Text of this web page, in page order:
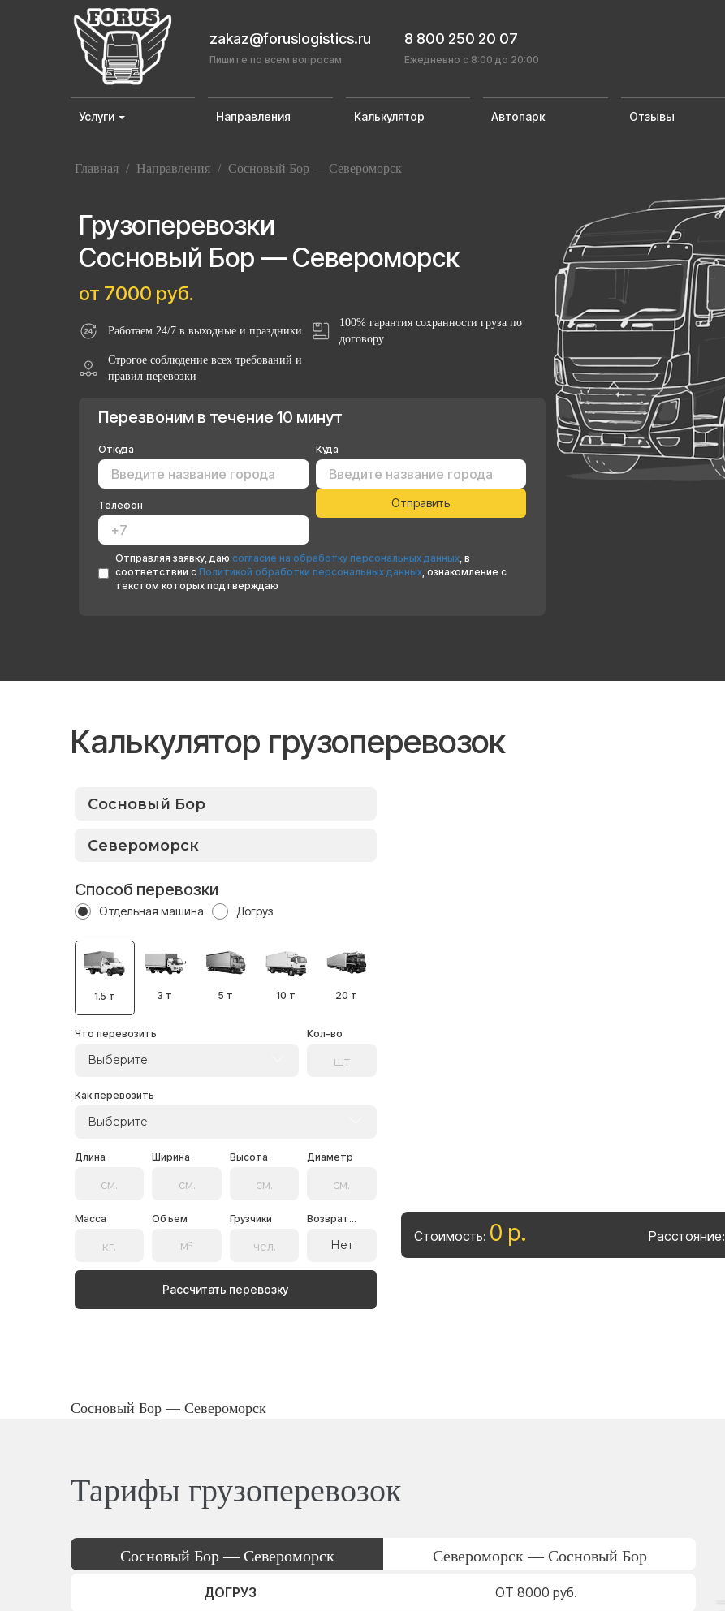
zakaz@foruslogistics.ru
Пишите по всем вопросам
8 800 250 20 07
Ежедневно с 8:00 до 20:00
Услуги Направления Калькулятор Автопарк Отзывы
Главная / Направления / Сосновый Бор — Североморск
Грузоперевозки
Сосновый Бор — Североморск
от 7000 руб.
Работаем 24/7 в выходные и праздники
100% гарантия сохранности груза по
договору
Строгое соблюдение всех требований и
правил перевозки
Перезвоним в течение 10 минут
Откуда Куда
Телефон
Отправляя заявку, даю согласие на обработку персональных данных, в
соответствии с Политикой обработки персональных данных, ознакомление с
текстом которых подтверждаю
Калькулятор грузоперевозок
Способ перевозки
Отдельная машина Догруз
1.5 т 3 т 5 т 10 т 20 т
Что перевозить
Выберите
Кол-во
Как перевозить
Выберите
Длина Ширина Высота Диаметр
Масса Объем Грузчики Возврат...
Нет
Рассчитать перевозку
Стоимость: 0 р. Расстояние:
Сосновый Бор — Североморск
Тарифы грузоперевозок
Сосновый Бор — Североморск Североморск — Сосновый Бор
ДОГРУЗ ОТ 8000 руб.